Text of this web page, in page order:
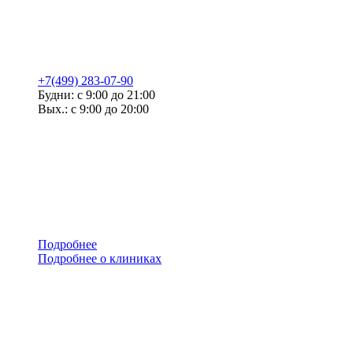
+7(499) 283-07-90
Будни: с 9:00 до 21:00
Вых.: с 9:00 до 20:00
Подробнее
Подробнее о клиниках